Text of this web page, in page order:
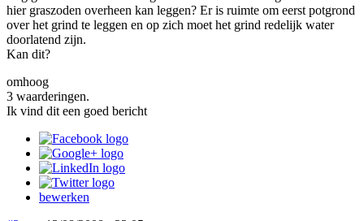
hier graszoden overheen kan leggen? Er is ruimte om eerst potgrond
over het grind te leggen en op zich moet het grind redelijk water
doorlatend zijn.
Kan dit?
omhoog
3 waarderingen.
Ik vind dit een goed bericht
bewerken